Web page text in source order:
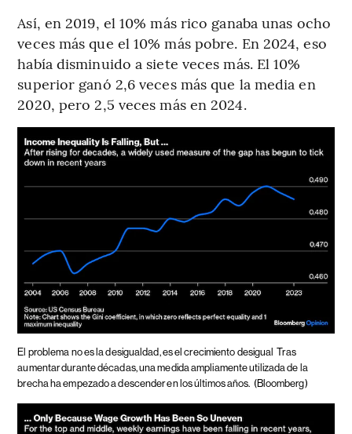
Así, en 2019, el 10% más rico ganaba unas ocho
veces más que el 10% más pobre. En 2024, eso
había disminuido a siete veces más. El 10%
superior ganó 2,6 veces más que la media en
2020, pero 2,5 veces más en 2024.
El problema no es la desigualdad, es el crecimiento desigual Tras
aumentar durante décadas, una medida ampliamente utilizada de la
brecha ha empezado a descender en los últimos años. (Bloomberg)